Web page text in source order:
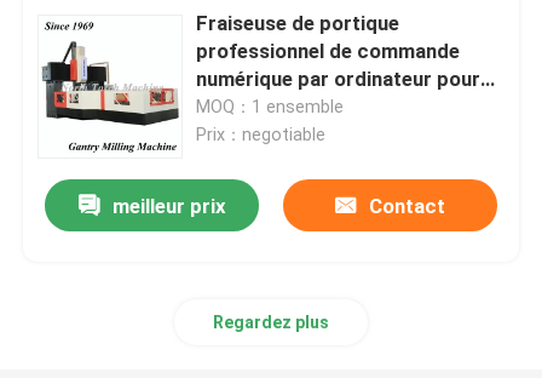
Maison
Fraiseuse de portique
professionnel de commande
numérique par ordinateur pour
fraiser le charriot ferroviaire
MOQ：1 ensemble
Prix：negotiable
meilleur prix Contact
Regardez plus